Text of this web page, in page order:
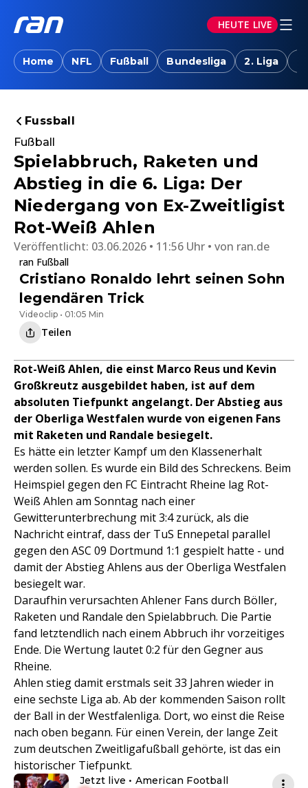
HEUTE LIVE
Home NFL Fußball Bundesliga 2. Liga
Fussball
Fußball
Spielabbruch, Raketen und
Abstieg in die 6. Liga: Der
Niedergang von Ex-Zweitligist
Rot-Weiß Ahlen
Veröffentlicht: 03.06.2026 • 11:56 Uhr von ran.de
ran Fußball
Cristiano Ronaldo lehrt seinen Sohn
legendären Trick
Videoclip • 01:05 Min
Teilen
Rot-Weiß Ahlen, die einst Marco Reus und Kevin
Großkreutz ausgebildet haben, ist auf dem
absoluten Tiefpunkt angelangt. Der Abstieg aus
der Oberliga Westfalen wurde von eigenen Fans
mit Raketen und Randale besiegelt.
Es hätte ein letzter Kampf um den Klassenerhalt
werden sollen. Es wurde ein Bild des Schreckens. Beim
Heimspiel gegen den FC Eintracht Rheine lag Rot-
Weiß Ahlen am Sonntag nach einer
Gewitterunterbrechung mit 3:4 zurück, als die
Nachricht eintraf, dass der TuS Ennepetal parallel
gegen den ASC 09 Dortmund 1:1 gespielt hatte - und
damit der Abstieg Ahlens aus der Oberliga Westfalen
besiegelt war.
Daraufhin verursachten Ahlener Fans durch Böller,
Raketen und Randale den Spielabbruch. Die Partie
fand letztendlich nach einem Abbruch ihr vorzeitiges
Ende. Die Wertung lautet 0:2 für den Gegner aus
Rheine.
Ahlen stieg damit erstmals seit 33 Jahren wieder in
eine sechste Liga ab. Ab der kommenden Saison rollt
der Ball in der Westfalenliga. Dort, wo einst die Reise
nach oben begann. Für einen Verein, der lange Zeit
zum deutschen Zweitligafußball gehörte, ist das ein
historischer Tiefpunkt.
Jetzt live • American Football